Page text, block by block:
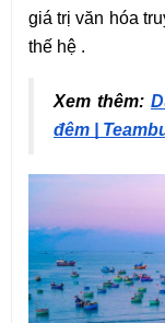
giá trị văn hóa
thế hệ .
Xem thêm:
đêm |